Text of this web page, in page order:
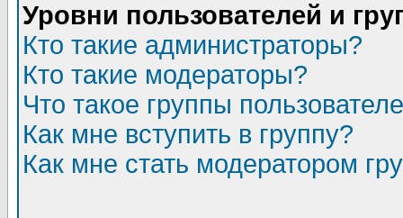
Уровни пользователей и
Кто такие администраторы?
Кто такие модераторы?
Что такое группы
Как мне вступить в группу?
Как мне стать модератором